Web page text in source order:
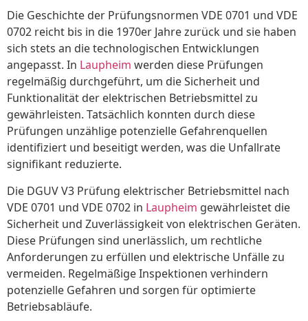
Die Geschichte der Prüfungsnormen VDE 0701 und VDE
0702 reicht bis in die 1970er Jahre zurück und sie haben
sich stets an die technologischen Entwicklungen
angepasst. In Laupheim werden diese Prüfungen
regelmäßig durchgeführt, um die Sicherheit und
Funktionalität der elektrischen Betriebsmittel zu
gewährleisten. Tatsächlich konnten durch diese
Prüfungen unzählige potenzielle Gefahrenquellen
identifiziert und beseitigt werden, was die Unfallrate
signifikant reduzierte.
Die DGUV V3 Prüfung elektrischer Betriebsmittel nach
VDE 0701 und VDE 0702 in Laupheim gewährleistet die
Sicherheit und Zuverlässigkeit von elektrischen Geräten.
Diese Prüfungen sind unerlässlich, um rechtliche
Anforderungen zu erfüllen und elektrische Unfälle zu
vermeiden. Regelmäßige Inspektionen verhindern
potenzielle Gefahren und sorgen für optimierte
Betriebsabläufe.